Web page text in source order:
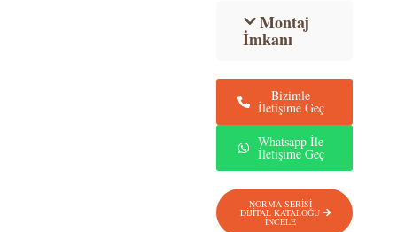
Montaj
İmkanı
Bizimle
İletişime Geç
Whatsapp İle
İletişime Geç
NORMA SERİSİ
DİJİTAL KATALOĞU
İNCELE